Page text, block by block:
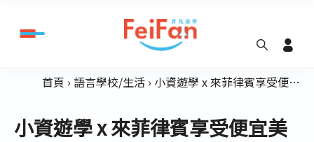
首頁 語言學校/生活 小資遊學 x 來菲律賓享受便宜美甲!
小資遊學 x 來菲律賓享受便宜美